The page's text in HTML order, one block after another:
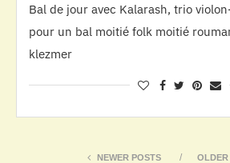
Bal de jour avec Kalarash, trio
pour un bal moitié folk moitié
klezmer
NEWER POSTS OLDER